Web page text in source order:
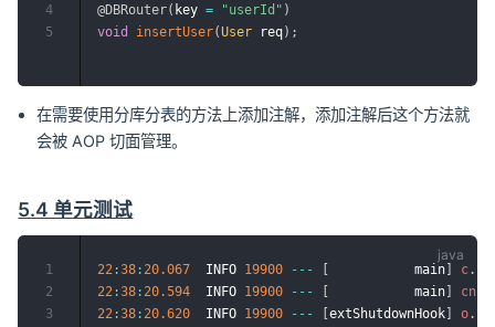
@DBRouter( key = "userId" )
void
insertUser(User req) ;
4
5
在需要使用分库分表的方法上添加注解，添加注解后这个方法就
会被 AOP 切面管理。
5.4 单元测试
22 :38 : 20.067
  INFO
19900 -- -
           main
c .
22 :38 : 20.594
  INFO
19900 -- -
           main
cn
22 :38 : 20.620
  INFO
19900 -- - extShutdownHook o .
1
2
3